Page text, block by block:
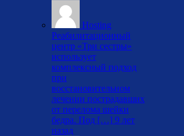
Hosting
Реабилитационный
центр «Три сестры»
использует
комплексный подход
при
восстановительном
лечении пострадавших
от перелома шейки
бедра. Под […] 9 лет
назад